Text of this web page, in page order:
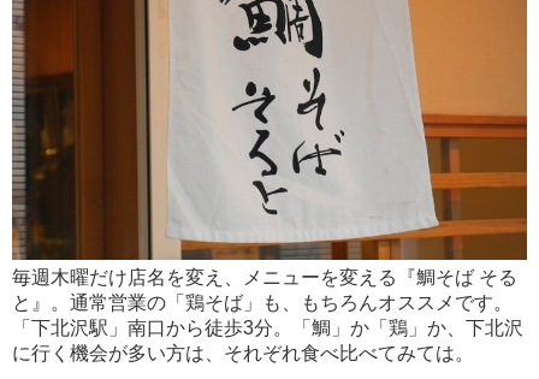
毎週木曜だけ店名を変え、メニューを変える『鯛そば そる
と』。通常営業の「鶏そば」も、もちろんオススメです。
「下北沢駅」南口から徒歩3分。「鯛」か「鶏」か、下北沢
に行く機会が多い方は、それぞれ食べ比べてみては。